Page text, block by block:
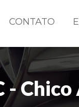
CONTATO
-